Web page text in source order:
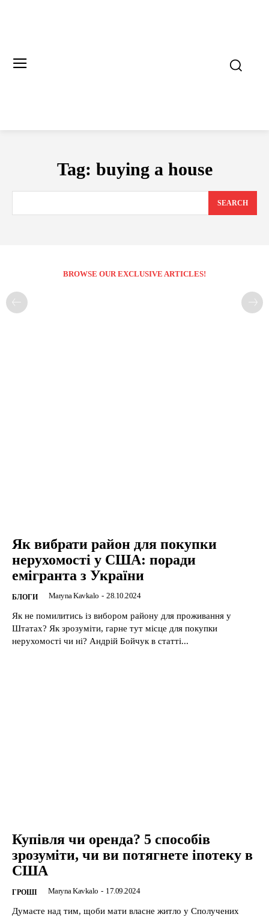
Tag: buying a house
SEARCH
BROWSE OUR EXCLUSIVE ARTICLES!
Як вибрати район для покупки
нерухомості у США: поради
емігранта з України
БЛОГИ Maryna Kavkalo - 28.10.2024
Як не помилитись із вибором району для проживання у
Штатах? Як зрозуміти, гарне тут місце для покупки
нерухомості чи ні? Андрій Бойчук в статті...
Купівля чи оренда? 5 способів
зрозуміти, чи ви потягнете іпотеку в
США
ГРОШІ Maryna Kavkalo - 17.09.2024
Думаєте над тим, щоби мати власне житло у Сполучених